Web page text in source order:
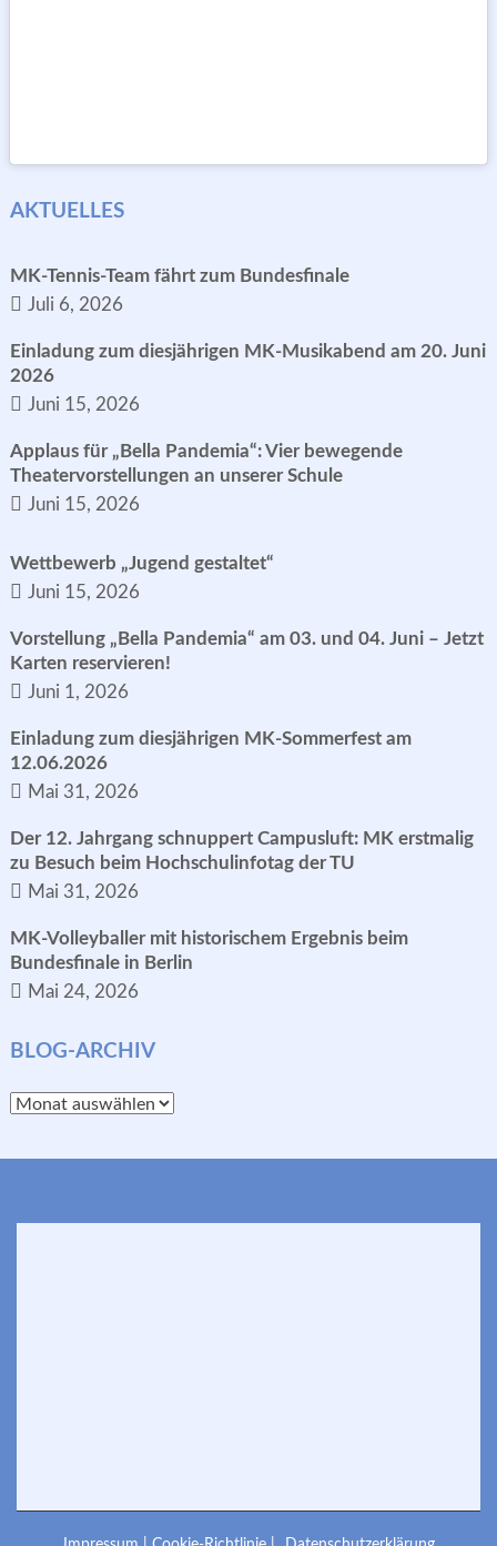
AKTUELLES
MK-Tennis-Team fährt zum Bundesfinale
Juli 6, 2026
Einladung zum diesjährigen MK-Musikabend am 20. Juni
2026
Juni 15, 2026
Applaus für „Bella Pandemia“: Vier bewegende
Theatervorstellungen an unserer Schule
Juni 15, 2026
Wettbewerb „Jugend gestaltet“
Juni 15, 2026
Vorstellung „Bella Pandemia“ am 03. und 04. Juni – Jetzt
Karten reservieren!
Juni 1, 2026
Einladung zum diesjährigen MK-Sommerfest am
12.06.2026
Mai 31, 2026
Der 12. Jahrgang schnuppert Campusluft: MK erstmalig
zu Besuch beim Hochschulinfotag der TU
Mai 31, 2026
MK-Volleyballer mit historischem Ergebnis beim
Bundesfinale in Berlin
Mai 24, 2026
BLOG-ARCHIV
Blog-